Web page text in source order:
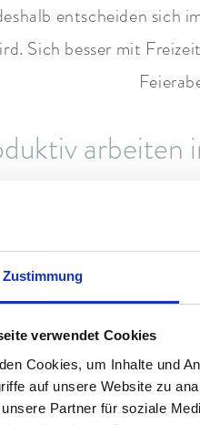
Zustimmung
verwendet Cookies
Cookies, um Inhalte und
auf unsere Website zu
Partner für soziale
entscheiden sich
Sich besser mit
arbeiten
Workation in
Aussicht. Es braucht
moderne
und